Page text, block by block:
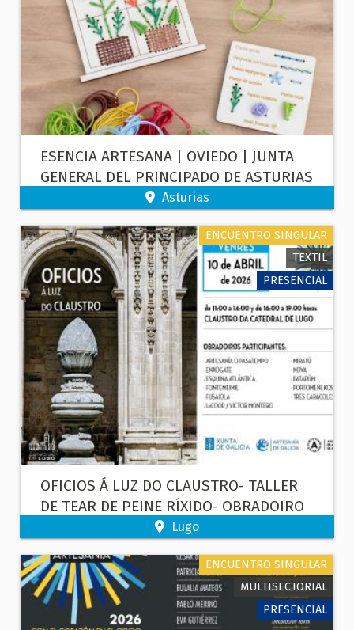
ESENCIA ARTESANA | OVIEDO | JUNTA
GENERAL DEL PRINCIPADO DE ASTURIAS
| TALLER DE BORDADO SOBRE MADERA
Asturias
ENCUENTRO SINGULAR
TEXTIL
PRESENCIAL
OFICIOS Á LUZ DO CLAUSTRO- TALLER
DE TEAR DE PEINE RÍXIDO- OBRADOIRO
Lugo
ENCUENTRO SINGULAR
MULTISECTORIAL
PRESENCIAL